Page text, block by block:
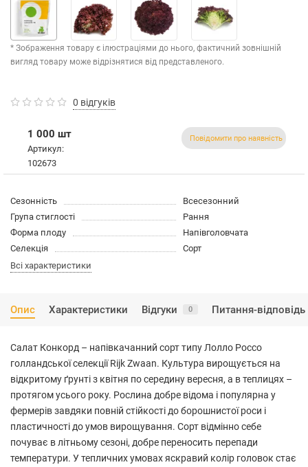
* Зображення товару є ілюстраціями до нього, фактичний зовнішній
вигляд товару може відрізнятися від представленого.
0 відгуків
1 000 шт
Артикул:
102673
Повідомити про наявність
Сезонність
Всесезонний
Група стиглості
Рання
Форма плоду
Напівголовчата
Селекція
Сорт
Всі характеристики
Опис Характеристики Відгуки 0 Питання-відповідь
Салат Конкорд – напівкачанний сорт типу Лолло Россо
голландської селекції Rijk Zwaan. Культура вирощується на
відкритому ґрунті з квітня по середину вересня, а в теплицях –
протягом усього року. Рослина добре відома і популярна у
фермерів завдяки повній стійкості до борошнистої роси і
пластичності до умов вирощування. Сорт відмінно себе
почуває в літньому сезоні, добре переносить перепади
температури. У тепличних умовах яскравий колір головок стає